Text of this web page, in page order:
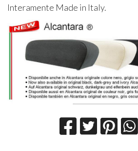
Interamente Made in Italy.